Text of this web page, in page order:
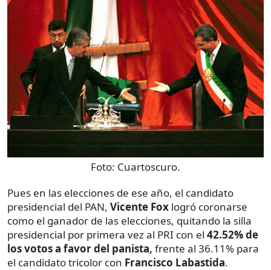
Foto: Cuartoscuro.
Pues en las elecciones de ese año, el candidato
presidencial del PAN, Vicente Fox logró coronarse
como el ganador de las elecciones, quitando la silla
presidencial por primera vez al PRI con el 42.52% de
los votos a favor del panista, frente al 36.11% para
el candidato tricolor con Francisco Labastida.